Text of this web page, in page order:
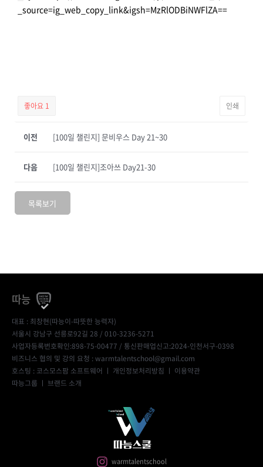
_source=ig_web_copy_link&igsh=MzRlODBiNWFlZA==
좋아요 1 인쇄
이전 [100일 챌린지] 문비우스 Day 21~30
[100일 챌린지]조아쓰 Day21-30
다음
목록보기
따능
대표 : 최창현(따능이-따뜻한 능력자)
서울시 강남구 선릉로92길 28 / 010-3236-5271
사업자등록번호확인:898-75-00477 / 통신판매업신고:2024-인천서구-0398
비즈니스 협의 및 강의 요청 : warmtalentschool@gmail.com
호스팅 : 코스모스팜 소프트웨어 ㅣ 개인정보처리방침 ㅣ 이용약관
따능그룹 ㅣ 브랜드 소개
warmtalentschool